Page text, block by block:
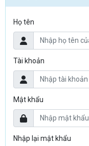
Họ tên
Tài khoản
Mật khẩu
Nhập lại mật khẩu